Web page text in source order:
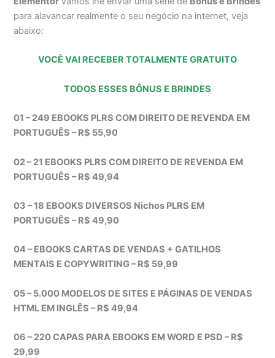
para alavancar realmente o seu negócio na internet, veja
abaixo:
VOCÊ VAI RECEBER TOTALMENTE GRATUITO
TODOS ESSES BÔNUS E BRINDES
01 – 249 EBOOKS PLRS COM DIREITO DE REVENDA EM
PORTUGUÊS – R$ 55,90
02 – 21 EBOOKS PLRS COM DIREITO DE REVENDA EM
PORTUGUÊS – R$ 49,94
03 – 18 EBOOKS DIVERSOS Nichos PLRS EM
PORTUGUÊS – R$ 49,90
04 – EBOOKS CARTAS DE VENDAS + GATILHOS
MENTAIS E COPYWRITING – R$ 59,99
05 – 5.000 MODELOS DE SITES E PÁGINAS DE VENDAS
HTML EM INGLÊS – R$ 49,94
06 – 220 CAPAS PARA EBOOKS EM WORD E PSD – R$
29,99